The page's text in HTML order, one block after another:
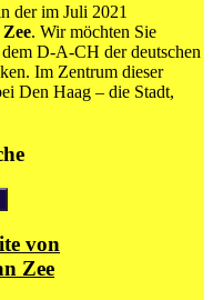
der im Juli 2021
. Wir möchten Sie
D-A-CH der deutschen
Im Zentrum dieser
Den Haag – die Stadt,
von
Zee